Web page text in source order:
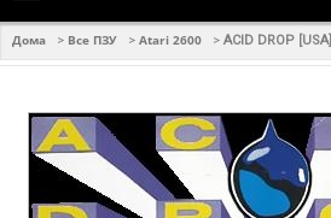
navigation
Дома > Все ПЗУ > Atari 2600 > ACID DROP [USA]